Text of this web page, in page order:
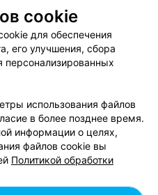
Способы оплаты
сервиса
соглашение
сотрудничества
relax.by
cookie
данных
cookie
для обеспечения
его улучшения, сбора
персонализированных
использования файлов
в более позднее время.
информации о целях,
файлов cookie вы
Политикой обработки